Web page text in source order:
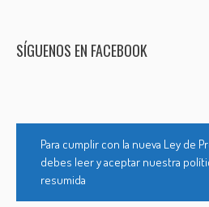
SÍGUENOS EN FACEBOOK
Para cumplir con la nueva Ley de
debes leer y aceptar nuestra
resumida